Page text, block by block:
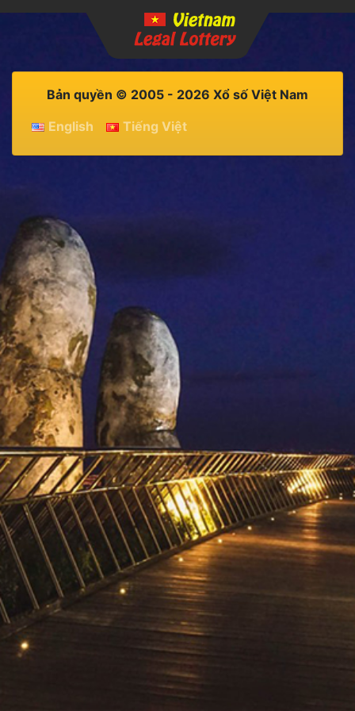
Bản quyền © 2005 - 2026 Xổ số Việt Nam
English
Tiếng Việt